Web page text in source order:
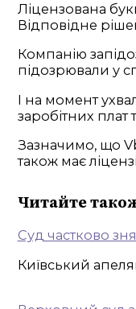
Ліцензована
Відповідне
Компанію
підозрювали у
І на момент
заробітних
Зазначимо, що
також має
Читайте
Суд частково
Київський